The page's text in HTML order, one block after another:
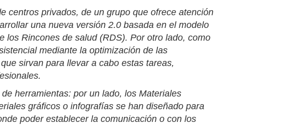
centros privados, de un grupo que ofrece atención
una nueva versión 2.0 basada en el modelo
los Rincones de salud (RDS). Por otro lado, como
mediante la optimización de las
sirvan para llevar a cabo estas tareas,
herramientas: por un lado, losMateriales
gráficos o infografías se han diseñado para
poder establecer la comunicación o con los